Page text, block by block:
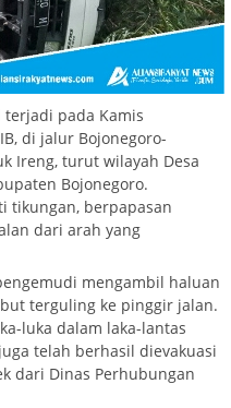
terjadi pada Kamis
di jalur Bojonegoro-
Ireng, turut wilayah Desa
Bojonegoro.
tikungan, berpapasan
dari arah yang
mengambil haluan
terguling ke pinggir jalan.
luka dalam laka-lantas
telah berhasil dievakuasi
dari Dinas Perhubungan